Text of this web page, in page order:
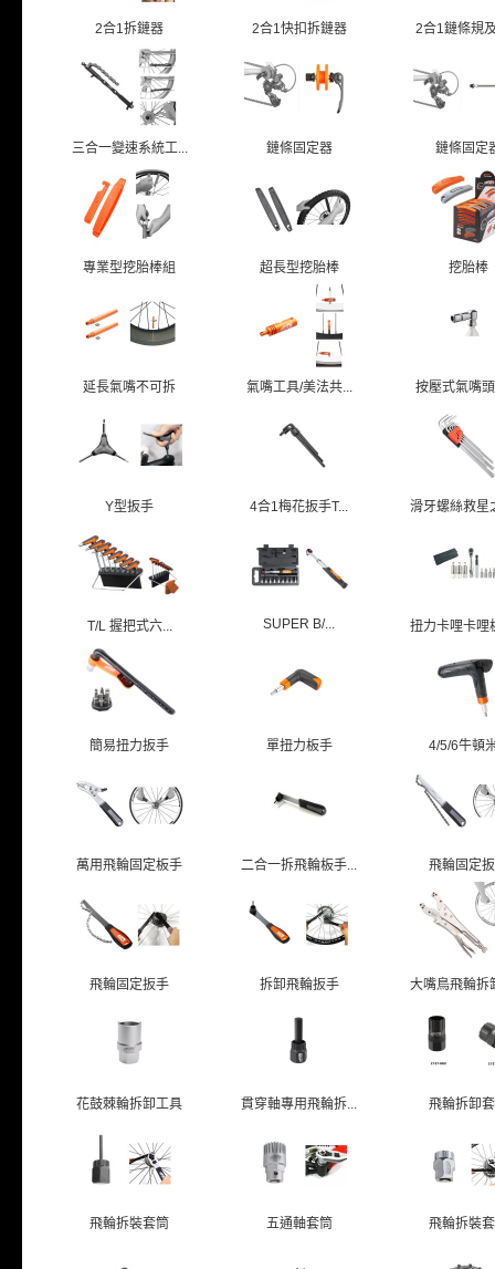
2合1拆鏈器 2合1快扣拆鏈器 2合1鏈條規
三合一變速系統工... 鏈條固定器 鏈條固定
專業型挖胎棒組 超長型挖胎棒 挖胎棒
延長氣嘴不可拆 氣嘴工具/美法共... 按壓式氣嘴
Y型扳手 4合1梅花扳手T... 滑牙螺絲救星
T/L 握把式六... SUPER B/... 扭力卡哩卡哩
簡易扭力扳手 單扭力板手 4/5/6牛頓
萬用飛輪固定板手 二合一拆飛輪板手... 飛輪固定
飛輪固定扳手 拆卸飛輪扳手 大嘴鳥飛輪拆
花鼓棘輪拆卸工具 貫穿軸專用飛輪拆... 飛輪拆卸
飛輪拆裝套筒 五通軸套筒 飛輪拆裝